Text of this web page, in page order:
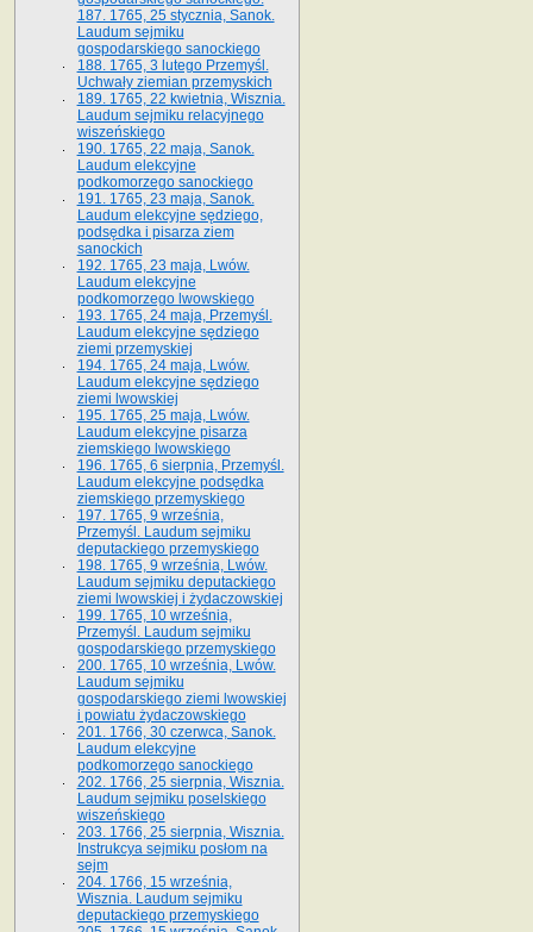
187. 1765, 25 stycznia, Sanok.
Laudum sejmiku
gospodarskiego sanockiego
188. 1765, 3 lutego Przemyśl.
Uchwały ziemian przemyskich
189. 1765, 22 kwietnia, Wisznia.
Laudum sejmiku relacyjnego
wiszeńskiego
190. 1765, 22 maja, Sanok.
Laudum elekcyjne
podkomorzego sanockiego
191. 1765, 23 maja, Sanok.
Laudum elekcyjne sędziego,
podsędka i pisarza ziem
sanockich
192. 1765, 23 maja, Lwów.
Laudum elekcyjne
podkomorzego lwowskiego
193. 1765, 24 maja, Przemyśl.
Laudum elekcyjne sędziego
ziemi przemyskiej
194. 1765, 24 maja, Lwów.
Laudum elekcyjne sędziego
ziemi lwowskiej
195. 1765, 25 maja, Lwów.
Laudum elekcyjne pisarza
ziemskiego lwowskiego
196. 1765, 6 sierpnia, Przemyśl.
Laudum elekcyjne podsędka
ziemskiego przemyskiego
197. 1765, 9 września,
Przemyśl. Laudum sejmiku
deputackiego przemyskiego
198. 1765, 9 września, Lwów.
Laudum sejmiku deputackiego
ziemi lwowskiej i żydaczowskiej
199. 1765, 10 września,
Przemyśl. Laudum sejmiku
gospodarskiego przemyskiego
200. 1765, 10 września, Lwów.
Laudum sejmiku
gospodarskiego ziemi lwowskiej
i powiatu żydaczowskiego
201. 1766, 30 czerwca, Sanok.
Laudum elekcyjne
podkomorzego sanockiego
202. 1766, 25 sierpnia, Wisznia.
Laudum sejmiku poselskiego
wiszeńskiego
203. 1766, 25 sierpnia, Wisznia.
Instrukcya sejmiku posłom na
sejm
204. 1766, 15 września,
Wisznia. Laudum sejmiku
deputackiego przemyskiego